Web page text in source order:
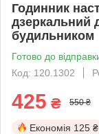
Годинник
дзеркальний
будильником
Готово до
Код: 120.1302
425 ₴ 550 ₴
Економія 125 ₴